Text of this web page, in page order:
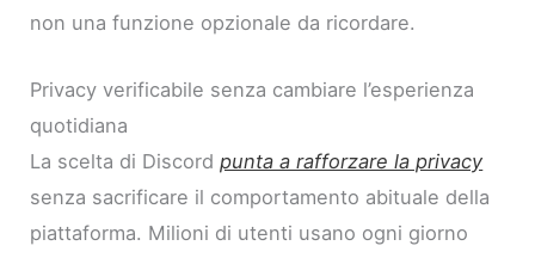
non una funzione opzionale da ricordare.
Privacy verificabile senza cambiare l’esperienza
quotidiana
La scelta di Discordpunta a rafforzare la privacy
senza sacrificare il comportamento abituale della
piattaforma. Milioni di utenti usano ogni giorno